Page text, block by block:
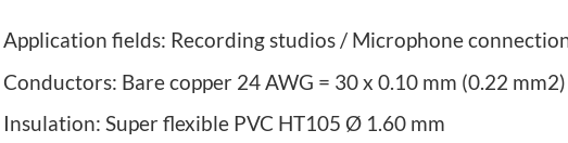
Application fields: Recording studios / Microphone
Conductors: Bare copper 24 AWG = 30 x 0.10 mm (0.22 mm2)
Insulation: Super flexible PVC HT105 Ø 1.60 mm